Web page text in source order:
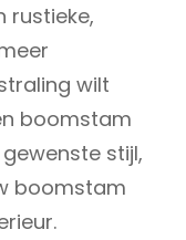
rustieke,
wilt
boomstam
stijl,
boomstam